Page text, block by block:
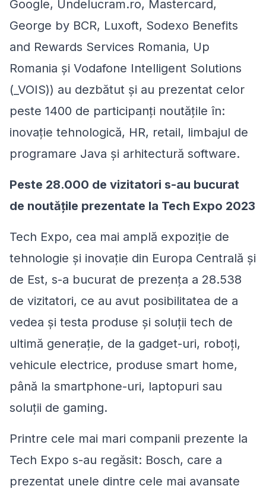
Google, Undelucram.ro, Mastercard,
George by BCR, Luxoft, Sodexo Benefits
and Rewards Services Romania, Up
Romania și Vodafone Intelligent Solutions
(_VOIS)) au dezbătut și au prezentat celor
peste 1400 de participanți noutățile în:
inovație tehnologică, HR, retail, limbajul de
programare Java și arhitectură software.
Peste 28.000 de vizitatori s-au bucurat
de noutățile prezentate la Tech Expo 2023
Tech Expo, cea mai amplă expoziție de
tehnologie și inovație din Europa Centrală și
de Est, s-a bucurat de prezența a 28.538
de vizitatori, ce au avut posibilitatea de a
vedea și testa produse și soluții tech de
ultimă generație, de la gadget-uri, roboți,
vehicule electrice, produse smart home,
până la smartphone-uri, laptopuri sau
soluții de gaming.
Printre cele mai mari companii prezente la
Tech Expo s-au regăsit: Bosch, care a
prezentat unele dintre cele mai avansate